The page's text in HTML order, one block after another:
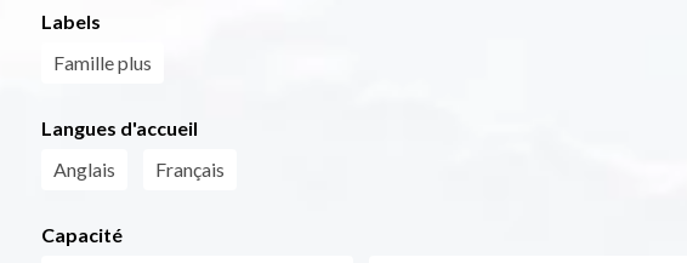
Labels
Famille plus
Langues d'accueil
Anglais
Français
Capacité